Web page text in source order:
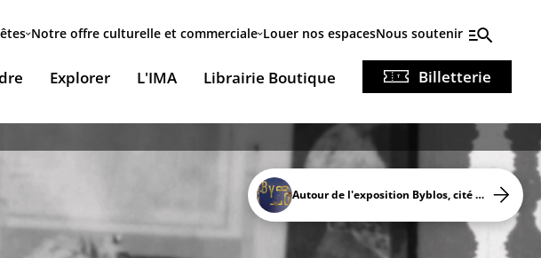
Notre offre culturelle et commerciale Louer nos espacesNous soutenir
Explorer L'IMA
exhibitions
Librairie Boutique Billetterie
Autour de l'exposition Byblos, cité millénaire du Liban